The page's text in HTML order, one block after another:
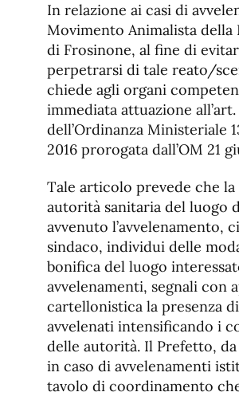
In relazione ai casi di
Movimento Animalista della
di Frosinone, al fine di
perpetrarsi di tale reato/
chiede agli organi
immediata attuazione all’art.
dell’Ordinanza Ministeriale
2016 prorogata dall’OM 21
Tale articolo prevede che la
autorità sanitaria del luogo
avvenuto l’avvelenamento,
sindaco, individui delle
bonifica del luogo
avvelenamenti, segnali con
cartellonistica la presenza
avvelenati intensificando i
delle autorità. Il Prefetto, da
in caso di avvelenamenti
tavolo di coordinamento